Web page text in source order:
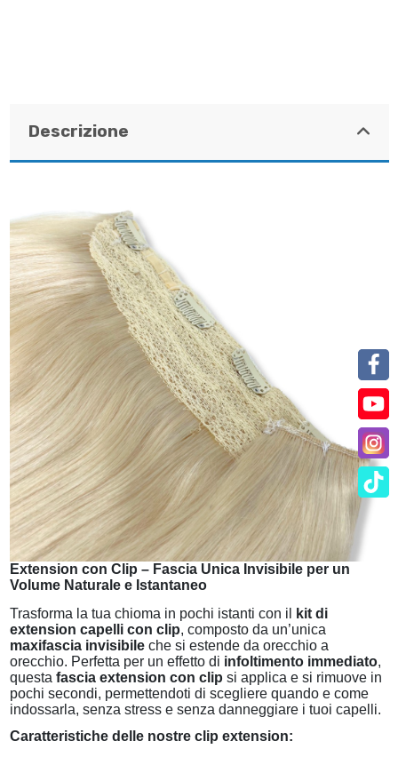
Descrizione
Extension con Clip – Fascia Unica Invisibile per un
Volume Naturale e Istantaneo
Trasforma la tua chioma in pochi istanti con il
kit di
extension capelli con clip, composto da un’unica
maxifascia invisibileche si estende da orecchio a
orecchio. Perfetta per un effetto di infoltimento immediato,
questa fascia extension con clip si applica e si rimuove in
pochi secondi, permettendoti di scegliere quando e come
indossarla, senza stress e senza danneggiare i tuoi capelli.
Caratteristiche delle nostre clip extension: